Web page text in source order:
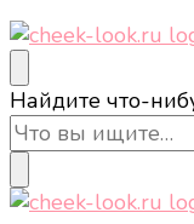
cheek-look.ru
Женский сайт о
здоровом образе
еде.
Ищите
что-
то?
Найдите что-